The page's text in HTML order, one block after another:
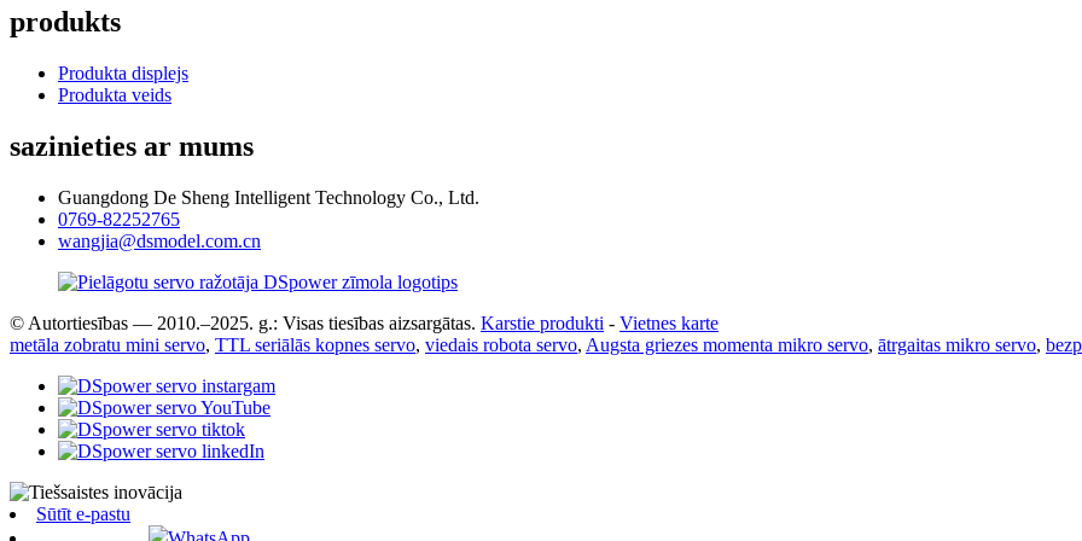
produkts
Produkta displejs
Produkta veids
sazinieties ar mums
Guangdong De Sheng Intelligent Technology Co., Ltd.
0769-82252765
wangjia@dsmodel.com.cn
© Autortiesības — 2010.–2025. g.: Visas tiesības aizsargātas. Karstie produkti - Vietnes karte
metāla zobratu mini servo, TTL seriālās kopnes servo, viedais robota servo, Augsta griezes momenta mikro servo, ātrgaitas mikro servo,
Sūtīt e-pastu